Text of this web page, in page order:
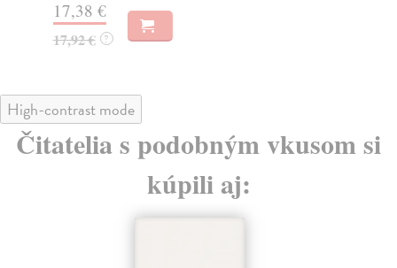
17,38 €
17,92 € ?
High-contrast mode
Čitatelia s podobným vkusom si
kúpili aj: